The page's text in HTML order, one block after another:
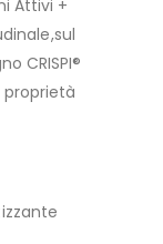
Attivi +
CRISPI®